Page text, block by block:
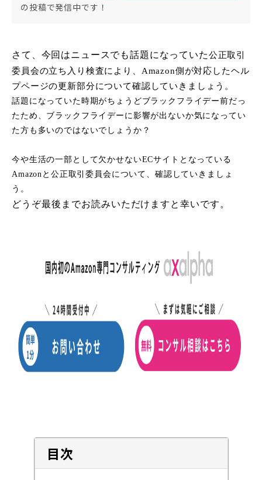
の投稿で発信中です！
さて、今回はニュースでも話題になっていた公正取引
委員会の立ち入り検査により、Amazon側が対応したヘル
プページの更新部分について確認していきましょう。
話題になっていた時期がちょうどブラックフライデー前だっ
たため、ブラックフライデーに影響が出ないか気になってい
た方も多いのではないでしょうか？
今や生活の一部として欠かせないECサイトとなっている
Amazonと 公正取引委員会について、確認していきましょ
う。
どうぞ最後までお読みいただけますと幸いです。
目次